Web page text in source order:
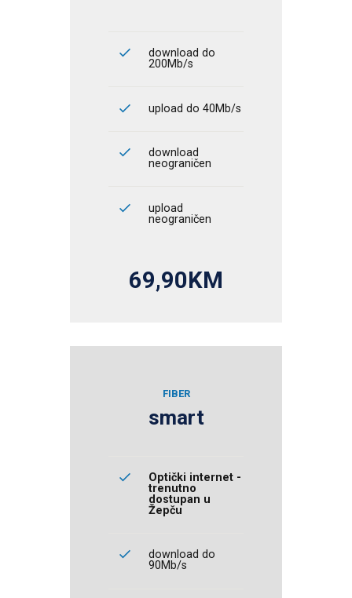
download do
200Mb/s
upload do 40Mb/s
download
neograničen
upload
neograničen
69,90KM
FIBER
smart
Optički internet -
trenutno
dostupan u
Žepču
download do
90Mb/s